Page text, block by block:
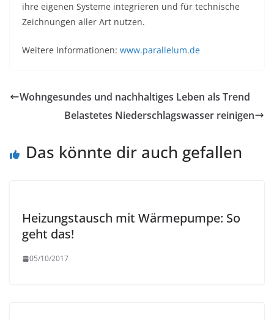
ihre eigenen Systeme integrieren und für technische
Zeichnungen aller Art nutzen.
Weitere Informationen: www.parallelum.de
Wohngesundes und nachhaltiges Leben als Trend
Belastetes Niederschlagswasser reinigen
Das könnte dir auch gefallen
Heizungstausch mit Wärmepumpe: So
geht das!
05/10/2017